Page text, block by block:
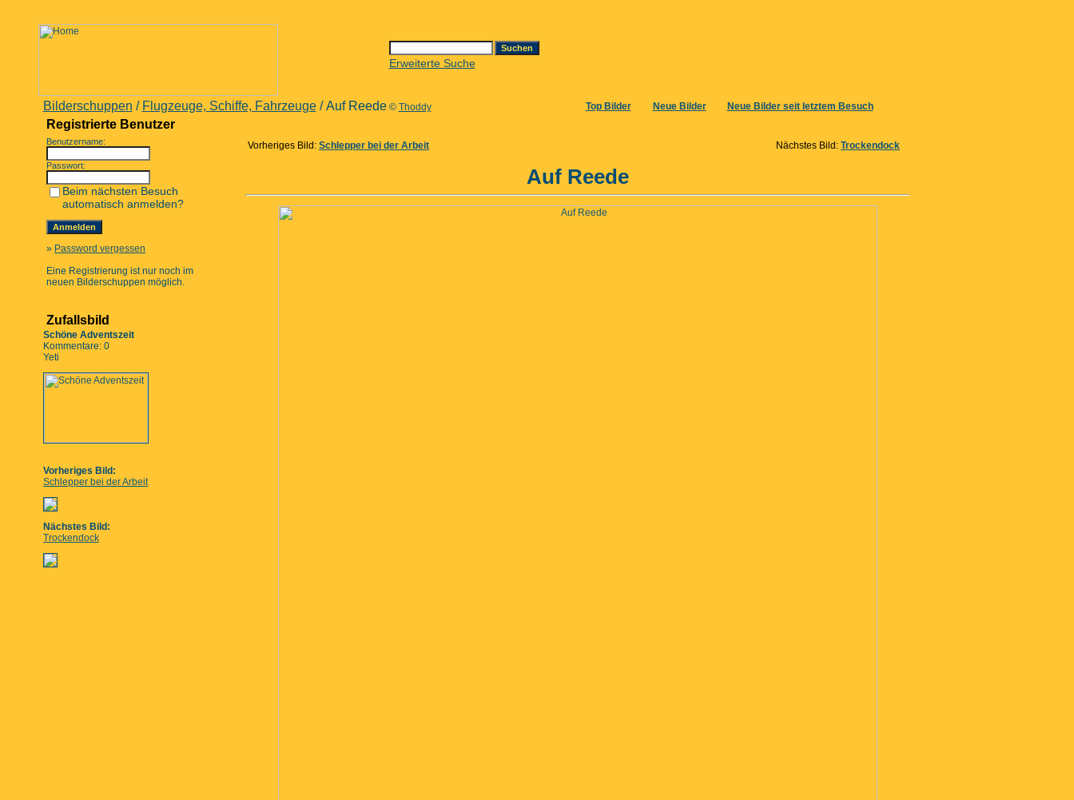
Erweiterte Suche
Bilderschuppen / Flugzeuge, Schiffe, Fahrzeuge/ Auf Reede© Thoddy Top Bilder Neue Bilder Neue Bilder seit letztem Besuch
Registrierte Benutzer
Benutzername:
Passwort:
Beim nächsten Besuch
automatisch anmelden?
» Password vergessen
Eine Registrierung ist nur noch im
neuen Bilderschuppen möglich.
Zufallsbild
Schöne Adventszeit
Kommentare: 0
Yeti
Vorheriges Bild:
Schlepper bei der Arbeit
Nächstes Bild:
Trockendock
Vorheriges Bild: Schlepper bei der Arbeit Nächstes Bild: Trockendock
Auf Reede